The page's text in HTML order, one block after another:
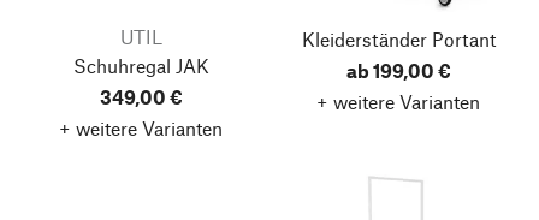
UTIL
Schuhregal JAK
349,00 €
+ weitere Varianten
Kleiderständer Portant
ab 199,00 €
+ weitere Varianten